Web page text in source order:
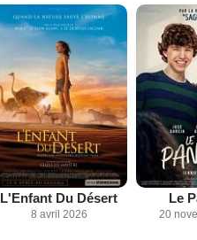
L'Enfant Du Désert
8 avril 2026
Le
20